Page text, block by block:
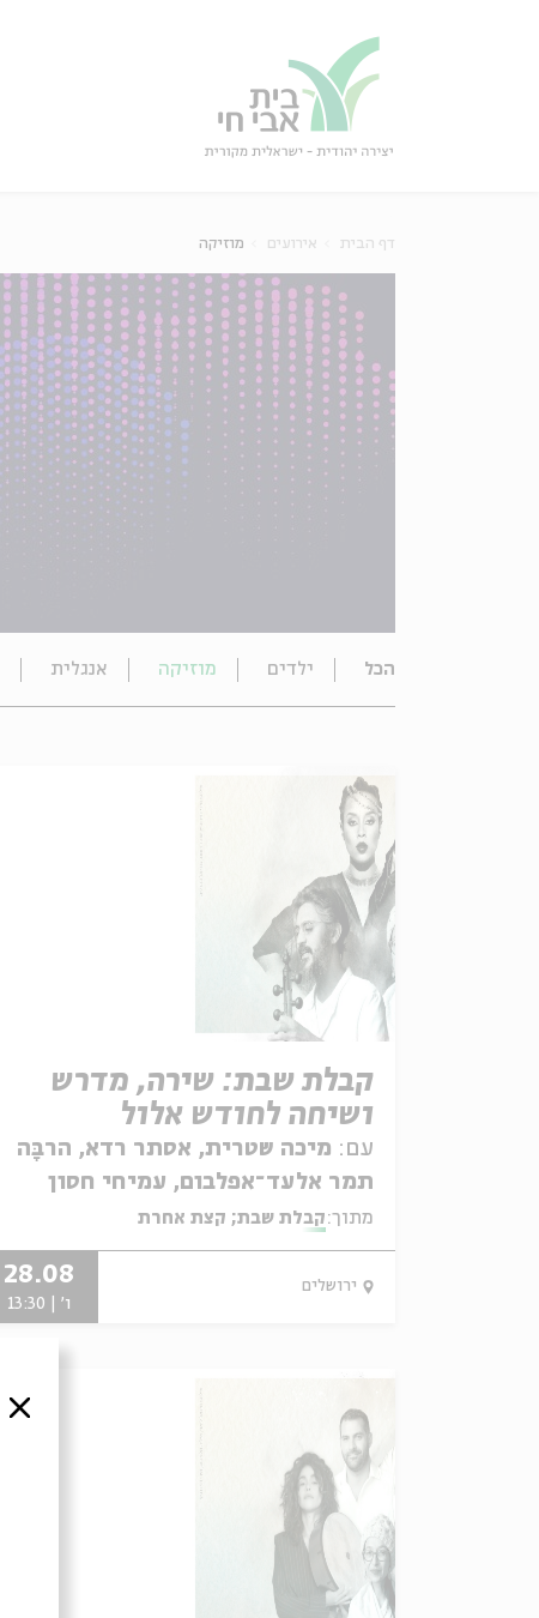
דף הבית אירועים מוזיקה
הכל ילדים מוזיקה אנגלית
קבלת שבת: שירה, מדרש
ושיחה לחודש אלול
עם: מיכה שטרית, אסתר רדא, הרבָּה
תמר אלעד־אפלבום, עמיחי חסון
ואנסמבל יגל הרוש
מתוך: קבלת שבת; קצת אחרת
ירושלים 28.08
ו' | 13:30
סגור